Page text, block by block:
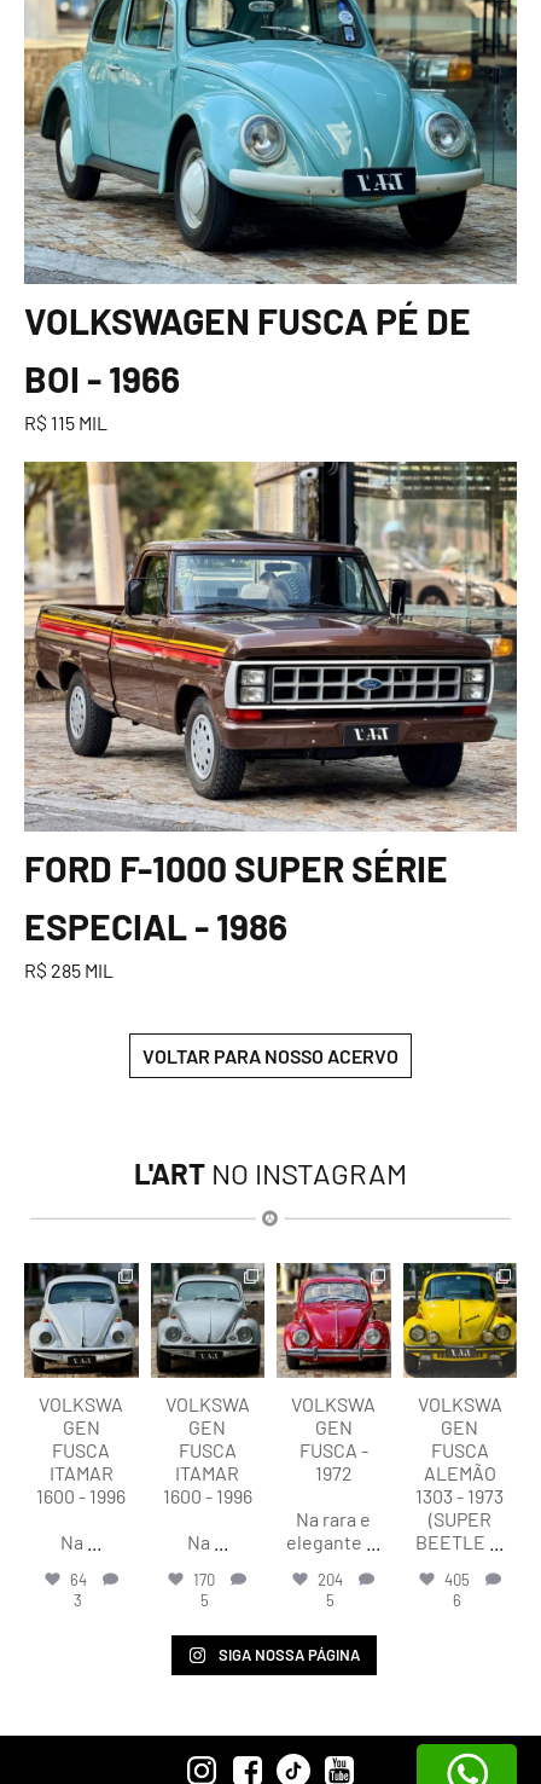
VOLKSWAGEN FUSCA PÉ DE
BOI - 1966
R$ 115 MIL
FORD F-1000 SUPER SÉRIE
ESPECIAL - 1986
R$ 285 MIL
VOLTAR PARA NOSSO ACERVO
L'ART NO INSTAGRAM
lart.br
Ago 8
VOLKSWA
GEN
FUSCA
ITAMAR
1600 - 1996
Na
64
3
lart.br
Ago 8
VOLKSWA
GEN
FUSCA
ITAMAR
1600 - 1996
Na
170
5
lart.br
Ago 8
VOLKSWA
GEN
FUSCA -
1972
Na rara e
elegante
204
5
lart.br
Ago 8
VOLKSWA
GEN
FUSCA
ALEMÃO
1303 - 1973
(SUPER
BEETLE
405
6
SIGA NOSSA PÁGINA